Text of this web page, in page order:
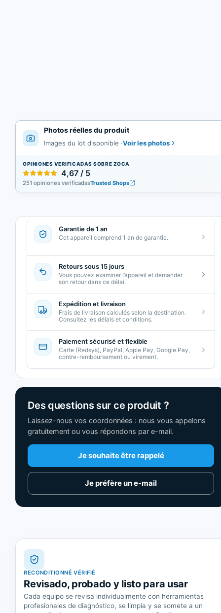
Photos réelles du produit
Images du lot disponible ·Voir les photos
OPINIONES VERIFICADAS SOBRE ZOCA
4,67 / 5
251 opiniones verificadasTrusted Shops
Garantie de 1 an
Cet appareil comprend 1 an de garantie.
Retours sous 15 jours
Vous pouvez examiner l’appareil et demander
son retour dans ce délai.
Expédition et livraison
Frais de livraison calculés selon la destination.
Consultez les délais et conditions.
Paiement sécurisé et flexible
Carte (Redsys), PayPal, Apple Pay, Google Pay,
contre-remboursement ou virement.
Des questions sur ce produit ?
Laissez-nous vos coordonnées : nous vous appelons
gratuitement ou vous répondons par e-mail.
Je souhaite être rappelé
Je préfère un e-mail
RECONDITIONNÉ VÉRIFIÉ
Revisado, probado y listo para usar
Cada equipo se revisa individualmente con herramientas
profesionales de diagnóstico, se limpia y se somete a un